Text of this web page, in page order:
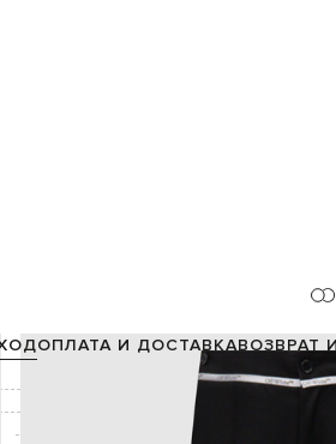
ОПЛАТА И ДОСТАВКАВОЗВРАТ